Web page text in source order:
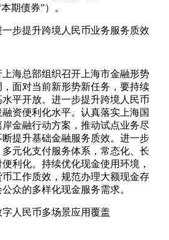
期债券”）。
步提升跨境人民币业务服务质效
海总部组织召开上海市金融形势
面对当前新形势新任务，要持续
平开放。进一步提升跨境人民币
资便利化水平。认真落实上海国
金融行动方案，推动试点业务尽
提升基础金融服务质效。进一步
元化支付服务体系，常态化、长
利化。持续优化现金使用环境，
工作质效，规范办理大额现金存
众的多样化现金服务需求。
人民币多场景应用覆盖